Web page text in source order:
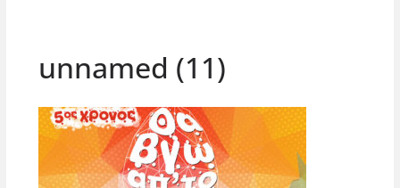
unnamed (11)